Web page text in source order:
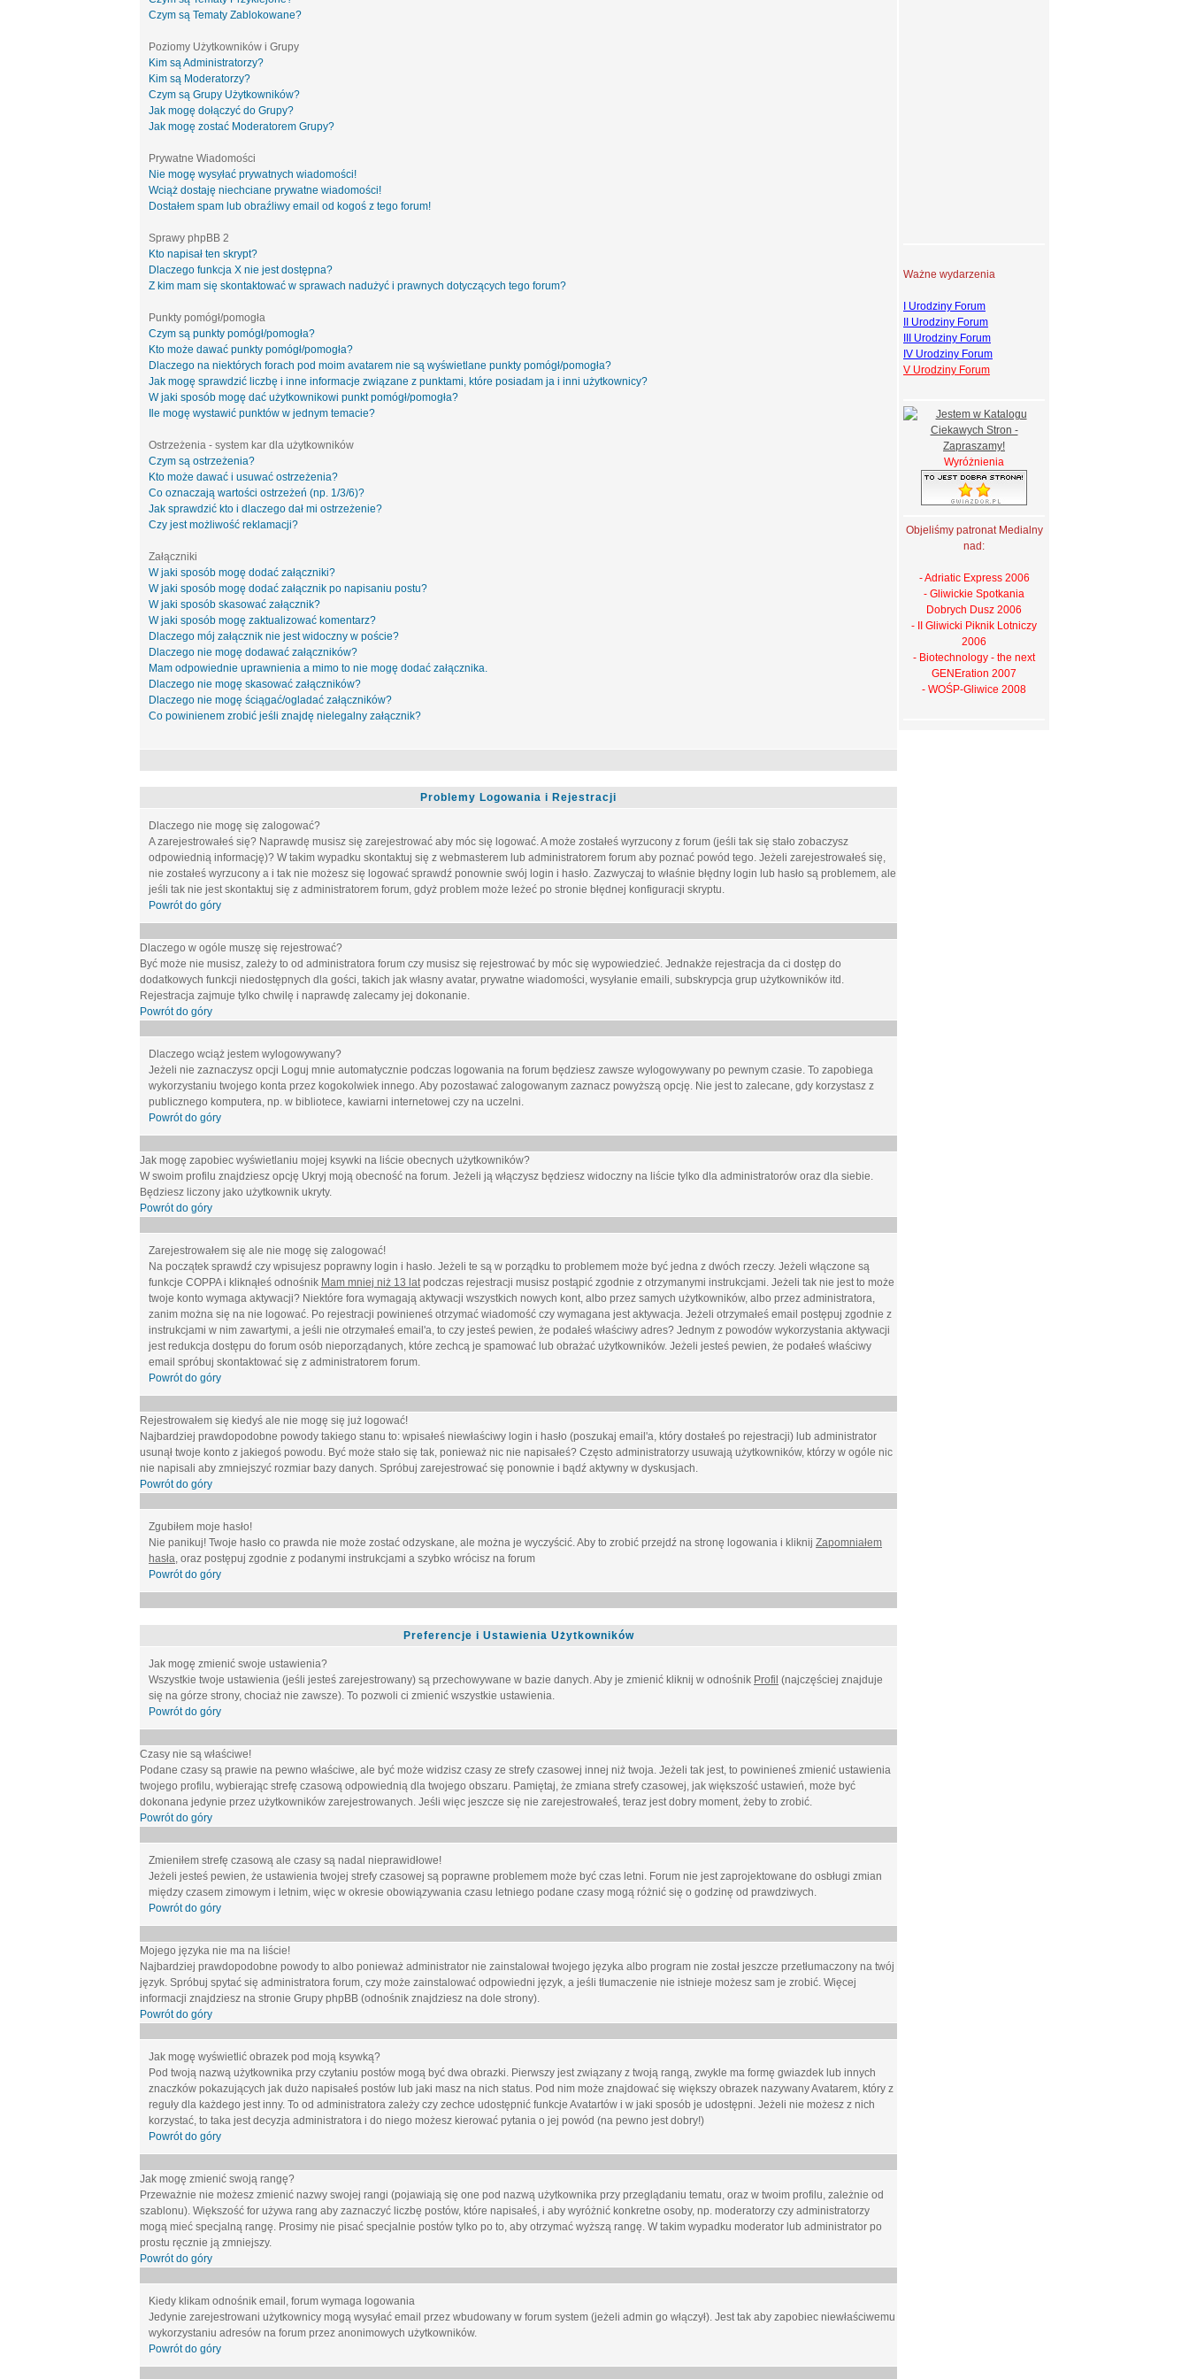
Czym są Tematy Zablokowane?
Poziomy Użytkowników i Grupy
Kim są Administratorzy?
Kim są Moderatorzy?
Czym są Grupy Użytkowników?
Jak mogę dołączyć do Grupy?
Jak mogę zostać Moderatorem Grupy?
Prywatne Wiadomości
Nie mogę wysyłać prywatnych wiadomości!
Wciąż dostaję niechciane prywatne wiadomości!
Dostałem spam lub obraźliwy email od kogoś z tego forum!
Sprawy phpBB 2
Kto napisał ten skrypt?
Dlaczego funkcja X nie jest dostępna?
Z kim mam się skontaktować w sprawach nadużyć i prawnych dotyczących tego forum?
Punkty pomógł/pomogła
Czym są punkty pomógł/pomogła?
Kto może dawać punkty pomógł/pomogła?
Dlaczego na niektórych forach pod moim avatarem nie są wyświetlane punkty pomógł/pomogła?
Jak mogę sprawdzić liczbę i inne informacje związane z punktami, które posiadam ja i inni użytkownicy?
W jaki sposób mogę dać użytkownikowi punkt pomógł/pomogła?
Ile mogę wystawić punktów w jednym temacie?
Ostrzeżenia - system kar dla użytkowników
Czym są ostrzeżenia?
Kto może dawać i usuwać ostrzeżenia?
Co oznaczają wartości ostrzeżeń (np. 1/3/6)?
Jak sprawdzić kto i dlaczego dał mi ostrzeżenie?
Czy jest możliwość reklamacji?
Załączniki
W jaki sposób mogę dodać załączniki?
W jaki sposób mogę dodać załącznik po napisaniu postu?
W jaki sposób skasować załącznik?
W jaki sposób mogę zaktualizować komentarz?
Dlaczego mój załącznik nie jest widoczny w poście?
Dlaczego nie mogę dodawać załączników?
Mam odpowiednie uprawnienia a mimo to nie mogę dodać załącznika.
Dlaczego nie mogę skasować załączników?
Dlaczego nie mogę ściągać/ogladać załączników?
Co powinienem zrobić jeśli znajdę nielegalny załącznik?
Problemy Logowania i Rejestracji
Dlaczego nie mogę się zalogować?
A zarejestrowałeś się? Naprawdę musisz się zarejestrować aby móc się logować. A może zostałeś wyrzucony z forum (jeśli tak się stało zobaczysz
odpowiednią informację)? W takim wypadku skontaktuj się z webmasterem lub administratorem forum aby poznać powód tego. Jeżeli zarejestrowałeś się,
nie zostałeś wyrzucony a i tak nie możesz się logować sprawdź ponownie swój login i hasło. Zazwyczaj to właśnie błędny login lub hasło są problemem, ale
jeśli tak nie jest skontaktuj się z administratorem forum, gdyż problem może leżeć po stronie błędnej konfiguracji skryptu.
Powrót do góry
Dlaczego w ogóle muszę się rejestrować?
Być może nie musisz, zależy to od administratora forum czy musisz się rejestrować by móc się wypowiedzieć. Jednakże rejestracja da ci dostęp do
dodatkowych funkcji niedostępnych dla gości, takich jak własny avatar, prywatne wiadomości, wysyłanie emaili, subskrypcja grup użytkowników itd.
Rejestracja zajmuje tylko chwilę i naprawdę zalecamy jej dokonanie.
Powrót do góry
Dlaczego wciąż jestem wylogowywany?
Jeżeli nie zaznaczysz opcji Loguj mnie automatycznie podczas logowania na forum będziesz zawsze wylogowywany po pewnym czasie. To zapobiega
wykorzystaniu twojego konta przez kogokolwiek innego. Aby pozostawać zalogowanym zaznacz powyższą opcję. Nie jest to zalecane, gdy korzystasz z
publicznego komputera, np. w bibliotece, kawiarni internetowej czy na uczelni.
Powrót do góry
Jak mogę zapobiec wyświetlaniu mojej ksywki na liście obecnych użytkowników?
W swoim profilu znajdziesz opcję Ukryj moją obecność na forum. Jeżeli ją włączysz będziesz widoczny na liście tylko dla administratorów oraz dla siebie.
Będziesz liczony jako użytkownik ukryty.
Powrót do góry
Zarejestrowałem się ale nie mogę się zalogować!
Na początek sprawdź czy wpisujesz poprawny login i hasło. Jeżeli te są w porządku to problemem może być jedna z dwóch rzeczy. Jeżeli włączone są
funkcje COPPA i kliknąłeś odnośnik Mam mniej niż 13 latpodczas rejestracji musisz postąpić zgodnie z otrzymanymi instrukcjami. Jeżeli tak nie jest to może
twoje konto wymaga aktywacji? Niektóre fora wymagają aktywacji wszystkich nowych kont, albo przez samych użytkowników, albo przez administratora,
zanim można się na nie logować. Po rejestracji powinieneś otrzymać wiadomość czy wymagana jest aktywacja. Jeżeli otrzymałeś email postępuj zgodnie z
instrukcjami w nim zawartymi, a jeśli nie otrzymałeś email'a, to czy jesteś pewien, że podałeś właściwy adres? Jednym z powodów wykorzystania aktywacji
jest redukcja dostępu do forum osób nieporządanych, które zechcą je spamować lub obrażać użytkowników. Jeżeli jesteś pewien, że podałeś właściwy
email spróbuj skontaktować się z administratorem forum.
Powrót do góry
Rejestrowałem się kiedyś ale nie mogę się już logować!
Najbardziej prawdopodobne powody takiego stanu to: wpisałeś niewłaściwy login i hasło (poszukaj email'a, który dostałeś po rejestracji) lub administrator
usunął twoje konto z jakiegoś powodu. Być może stało się tak, ponieważ nic nie napisałeś? Często administratorzy usuwają użytkowników, którzy w ogóle nic
nie napisali aby zmniejszyć rozmiar bazy danych. Spróbuj zarejestrować się ponownie i bądź aktywny w dyskusjach.
Powrót do góry
Zgubiłem moje hasło!
Nie panikuj! Twoje hasło co prawda nie może zostać odzyskane, ale można je wyczyścić. Aby to zrobić przejdź na stronę logowania i kliknij Zapomniałem
hasła, oraz postępuj zgodnie z podanymi instrukcjami a szybko wrócisz na forum
Powrót do góry
Preferencje i Ustawienia Użytkowników
Jak mogę zmienić swoje ustawienia?
Wszystkie twoje ustawienia (jeśli jesteś zarejestrowany) są przechowywane w bazie danych. Aby je zmienić kliknij w odnośnik Profil (najczęściej znajduje
się na górze strony, chociaż nie zawsze). To pozwoli ci zmienić wszystkie ustawienia.
Powrót do góry
Czasy nie są właściwe!
Podane czasy są prawie na pewno właściwe, ale być może widzisz czasy ze strefy czasowej innej niż twoja. Jeżeli tak jest, to powinieneś zmienić ustawienia
twojego profilu, wybierając strefę czasową odpowiednią dla twojego obszaru. Pamiętaj, że zmiana strefy czasowej, jak większość ustawień, może być
dokonana jedynie przez użytkowników zarejestrowanych. Jeśli więc jeszcze się nie zarejestrowałeś, teraz jest dobry moment, żeby to zrobić.
Powrót do góry
Zmieniłem strefę czasową ale czasy są nadal nieprawidłowe!
Jeżeli jesteś pewien, że ustawienia twojej strefy czasowej są poprawne problemem może być czas letni. Forum nie jest zaprojektowane do osbługi zmian
między czasem zimowym i letnim, więc w okresie obowiązywania czasu letniego podane czasy mogą różnić się o godzinę od prawdziwych.
Powrót do góry
Mojego języka nie ma na liście!
Najbardziej prawdopodobne powody to albo ponieważ administrator nie zainstalował twojego języka albo program nie został jeszcze przetłumaczony na twój
język. Spróbuj spytać się administratora forum, czy może zainstalować odpowiedni język, a jeśli tłumaczenie nie istnieje możesz sam je zrobić. Więcej
informacji znajdziesz na stronie Grupy phpBB (odnośnik znajdziesz na dole strony).
Powrót do góry
Jak mogę wyświetlić obrazek pod moją ksywką?
Pod twoją nazwą użytkownika przy czytaniu postów mogą być dwa obrazki. Pierwszy jest związany z twoją rangą, zwykle ma formę gwiazdek lub innych
znaczków pokazujących jak dużo napisałeś postów lub jaki masz na nich status. Pod nim może znajdować się większy obrazek nazywany Avatarem, który z
reguły dla każdego jest inny. To od administratora zależy czy zechce udostępnić funkcje Avatartów i w jaki sposób je udostępni. Jeżeli nie możesz z nich
korzystać, to taka jest decyzja administratora i do niego możesz kierować pytania o jej powód (na pewno jest dobry!)
Powrót do góry
Jak mogę zmienić swoją rangę?
Przeważnie nie możesz zmienić nazwy swojej rangi (pojawiają się one pod nazwą użytkownika przy przeglądaniu tematu, oraz w twoim profilu, zależnie od
szablonu). Większość for używa rang aby zaznaczyć liczbę postów, które napisałeś, i aby wyróżnić konkretne osoby, np. moderatorzy czy administratorzy
mogą mieć specjalną rangę. Prosimy nie pisać specjalnie postów tylko po to, aby otrzymać wyższą rangę. W takim wypadku moderator lub administrator po
prostu ręcznie ją zmniejszy.
Powrót do góry
Kiedy klikam odnośnik email, forum wymaga logowania
Jedynie zarejestrowani użytkownicy mogą wysyłać email przez wbudowany w forum system (jeżeli admin go włączył). Jest tak aby zapobiec niewłaściwemu
wykorzystaniu adresów na forum przez anonimowych użytkowników.
Powrót do góry
Ważne wydarzenia
I Urodziny Forum
II Urodziny Forum
III Urodziny Forum
IV Urodziny Forum
V Urodziny Forum
Wyróżnienia
Objeliśmy patronat Medialny
nad:
- Adriatic Express 2006
- Gliwickie Spotkania
Dobrych Dusz 2006
- II Gliwicki Piknik Lotniczy
2006
- Biotechnology - the next
GENEration 2007
- WOŚP-Gliwice 2008